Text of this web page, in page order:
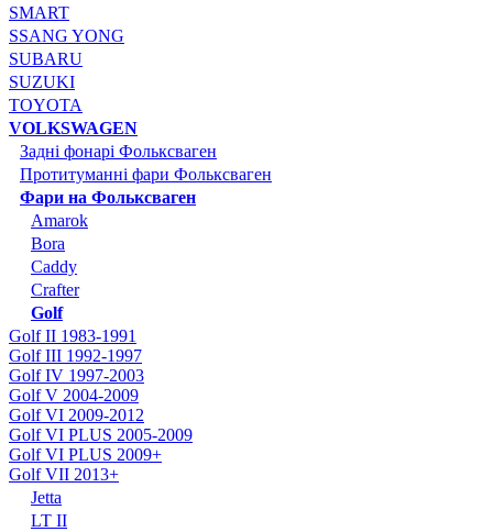
SMART
SSANG YONG
SUBARU
SUZUKI
TOYOTA
VOLKSWAGEN
Задні фонарі Фольксваген
Протитуманні фари Фольксваген
Фари на Фольксваген
Amarok
Bora
Caddy
Crafter
Golf
Golf II 1983-1991
Golf III 1992-1997
Golf IV 1997-2003
Golf V 2004-2009
Golf VI 2009-2012
Golf VI PLUS 2005-2009
Golf VI PLUS 2009+
Golf VII 2013+
Jetta
LT II